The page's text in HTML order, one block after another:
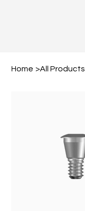
Home >All Products